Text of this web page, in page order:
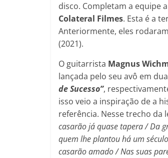
disco. Completam a equipe
Colateral Filmes. Esta é a
Anteriormente, eles
(2021).
O guitarrista Magnus
lançada pelo seu avô em
de Sucesso”,
isso veio a inspiração de a
referência. Nesse trecho da
casarão já quase tapera / Da
quem lhe plantou há um
casarão amado / Nas suas